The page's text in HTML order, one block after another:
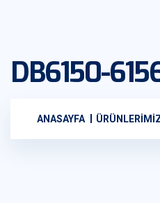
DB6150-
ANASAYFA